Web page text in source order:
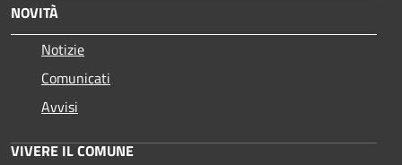
NOVITÀ
Notizie
Comunicati
Avvisi
VIVERE IL COMUNE